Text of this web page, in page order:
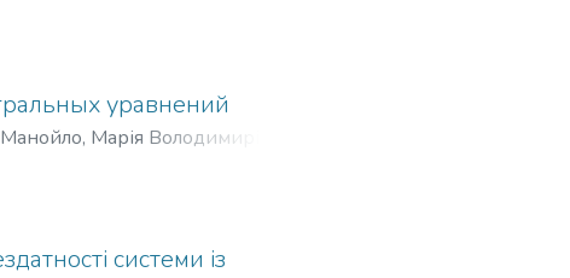
уравнений
Манойло, Марія Володимирівна
системи із